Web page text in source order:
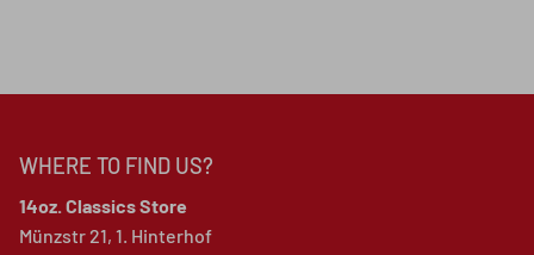
WHERE TO FIND US?
14oz. Classics Store
Münzstr 21, 1. Hinterhof